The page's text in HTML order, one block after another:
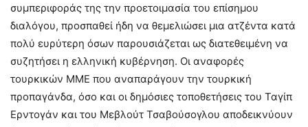
συμπεριφοράς της την προετοιμασία του επίσημου
διαλόγου, προσπαθεί ήδη να θεμελιώσει μια ατζέντα κατά
πολύ ευρύτερη όσων παρουσιάζεται ως διατεθειμένη να
συζητήσει η ελληνική κυβέρνηση. Οι αναφορές
τουρκικών ΜΜΕ που αναπαράγουν την τουρκική
προπαγάνδα, όσο και οι δημόσιες τοποθετήσεις του Ταγίπ
Ερντογάν και του Μεβλούτ Τσαβούσογλου αποδεικνύουν